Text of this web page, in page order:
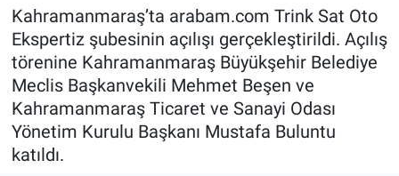
Kahramanmaraş’ta arabam.com Trink Sat Oto
Ekspertiz şubesinin açılışı gerçekleştirildi. Açılış
törenine Kahramanmaraş Büyükşehir Belediye
Meclis Başkanvekili Mehmet Beşen ve
Kahramanmaraş Ticaret ve Sanayi Odası
Yönetim Kurulu Başkanı Mustafa Buluntu
katıldı.
TİCARET